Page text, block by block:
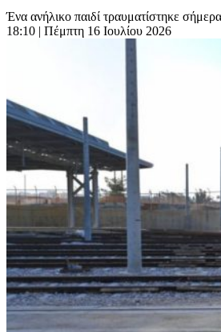
Ένα ανήλικο παιδί τραυματίστηκε
18:10 | Πέμπτη 16 Ιουλίου 2026